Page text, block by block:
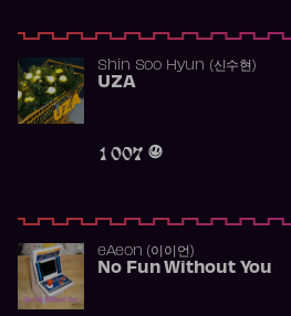
Shin Soo Hyun (신수현)
UZA
1 007
​eAeon (이이언)
No Fun Without You